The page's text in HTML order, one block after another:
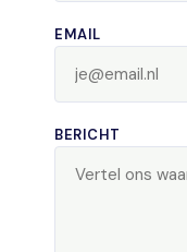
EMAIL
BERICHT